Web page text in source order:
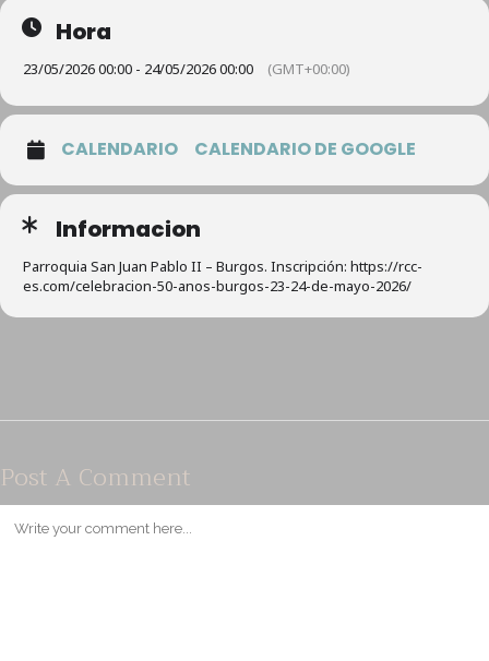
Hora
23/05/2026 00:00 - 24/05/2026 00:00 (GMT+00:00)
CALENDARIO CALENDARIO DE GOOGLE
Informacion
Parroquia San Juan Pablo II – Burgos. Inscripción: https://rcc-
es.com/celebracion-50-anos-burgos-23-24-de-mayo-2026/
Post A Comment